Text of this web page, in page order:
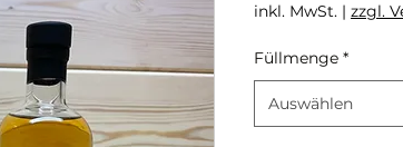
inkl. MwSt. | zzgl.
Füllmenge *
Auswählen